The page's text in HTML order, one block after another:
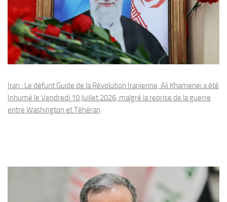
Iran : Le défunt Guide de la Révolution Iranienne, Ali Khamenei a été
Inhumé le Vendredi 10 Juillet 2026, malgré la reprise de la guerre
entre Washington et Téhéran